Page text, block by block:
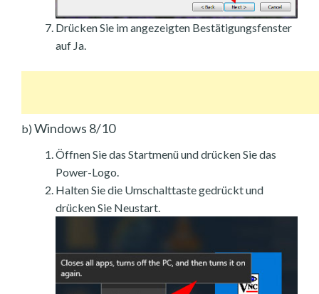
Drücken Sie im angezeigten Bestätigungsfenster
auf Ja.
b) Windows 8/10
Öffnen Sie das Startmenü und drücken Sie das
Power-Logo.
Halten Sie die Umschalttaste gedrückt und
drücken Sie Neustart.